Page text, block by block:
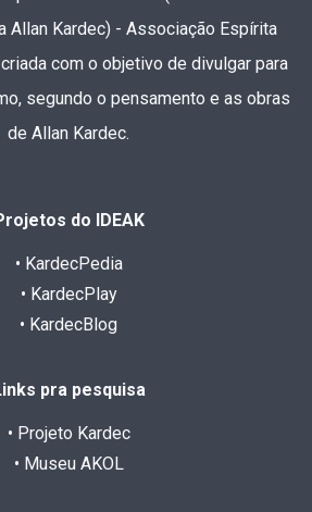
Allan Kardec) - Associação Espírita
com o objetivo de divulgar para
segundo o pensamento e as obras
de Allan Kardec.
do IDEAK
• KardecPedia
• KardecPlay
• KardecBlog
pra pesquisa
• Projeto Kardec
• Museu AKOL